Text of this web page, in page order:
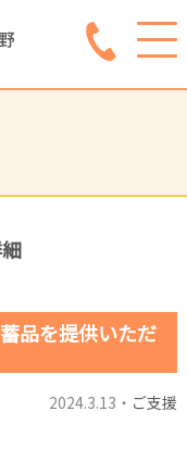
品を提供いただ
2024.3.13・ ご支援